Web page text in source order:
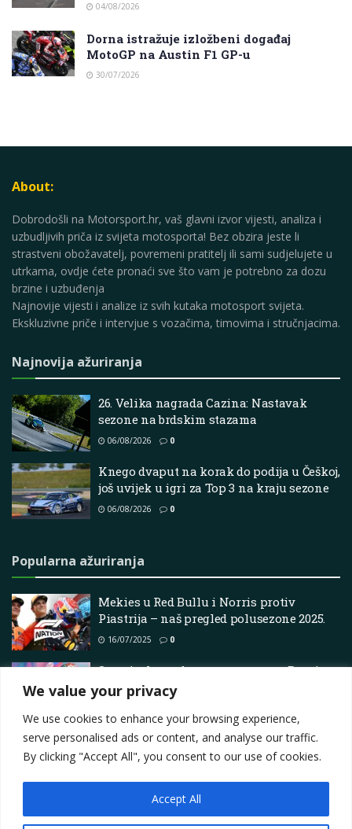
We value your privacy
We use cookies to enhance your browsing experience,
serve personalised ads or content, and analyse our traffic.
By clicking "Accept All", you consent to our use of cookies.
Accept All
04/08/2026
Dorna istražuje izložbeni događaj
MotoGP na Austin F1 GP-u
30/07/2026
About:
Dobrodošli na Motorsport.hr, vaš glavni izvor vijesti, analiza i
uzbudljivih priča iz svijeta motosporta! Bez obzira jeste li
strastveni obožavatelj, povremeni pratitelj ili sami sudjelujete u
utrkama, ovdje ćete pronaći sve što vam je potrebno za dozu
brzine i uzbuđenja
Najnovije vijesti i analize iz svih kutaka motosport svijeta.
Ekskluzivne priče i intervjue s vozačima, timovima i stručnjacima.
Najnovija ažuriranja
26. Velika nagrada Cazina: Nastavak
sezone na brdskim stazama
06/08/2026 0
Knego dvaput na korak do podija u Češkoj,
još uvijek u igri za Top 3 na kraju sezone
06/08/2026 0
Popularna ažuriranja
Mekies u Red Bullu i Norris protiv
Piastrija – naš pregled polusezone 2025.
16/07/2025 0
Stvorite legendarne uspomene u Brnu!
18/06/2026 0
Contact
Privacy Policy
Terms Marketing i oglašavanje